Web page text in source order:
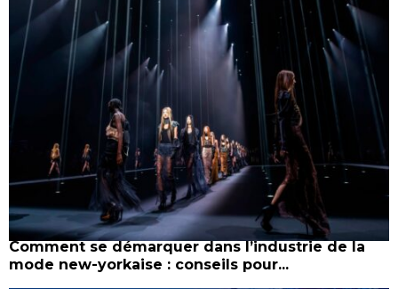
Comment se démarquer dans l’industrie de la
mode new-yorkaise : conseils pour...